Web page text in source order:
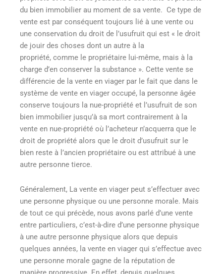
du bien immobilier au moment de sa vente. Ce type de
vente est par conséquent toujours lié à une vente ou
une conservation du droit de l’usufruit qui est « le droit
de jouir des choses dont un autre à la
propriété, comme le propriétaire lui-même, mais à la
charge d’en conserver la substance ». Cette vente se
différencie de la vente en viager par le fait que dans le
système de vente en viager occupé, la personne âgée
conserve toujours la nue-propriété et l’usufruit de son
bien immobilier jusqu’à sa mort contrairement à la
vente en nue-propriété où l’acheteur n’acquerra que le
droit de propriété alors que le droit d’usufruit sur le
bien reste à l’ancien propriétaire ou est attribué à une
autre personne tierce.
Généralement, La vente en viager peut s’effectuer avec
une personne physique ou une personne morale. Mais
de tout ce qui précède, nous avons parlé d’une vente
entre particuliers, c’est-à-dire d’une personne physique
à une autre personne physique alors que depuis
quelques années, la vente en viager qui s’effectue avec
une personne morale gagne de la réputation de